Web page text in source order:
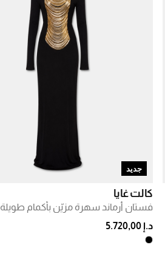
جديد
كالت غايا
فستان أرماند سهرة مزيّن بأكمام طويلة
د.إ 5.720,00